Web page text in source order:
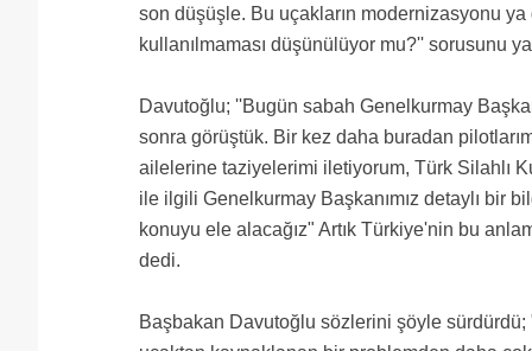
kahramanmış yok cengâver miş miş mişte mişmiş.
oluyor. F16 da Düşüyor F18 de veya diğer tüm
son düşüşle. Bu uçakların modernizasyonu
kullanılmaması düşünülüyor mu?'' sorusunu
Davutoğlu; ''Bugün sabah Genelkurmay
sonra görüştük. Bir kez daha buradan
ailelerine taziyelerimi iletiyorum, Türk Silahlı
ile ilgili Genelkurmay Başkanımız detaylı bir
konuyu ele alacağız" Artık Türkiye'nin bu
dedi.
Başbakan Davutoğlu sözlerini şöyle